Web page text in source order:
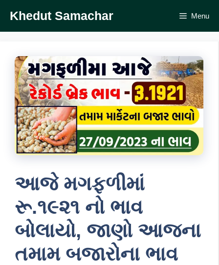
content
Khedut Samachar Menu
આજે મગફળીમાં
રૂ.૧૯૨૧ નો ભાવ
બોલાયો, જાણો આજના
તમામ બજારોના ભાવ